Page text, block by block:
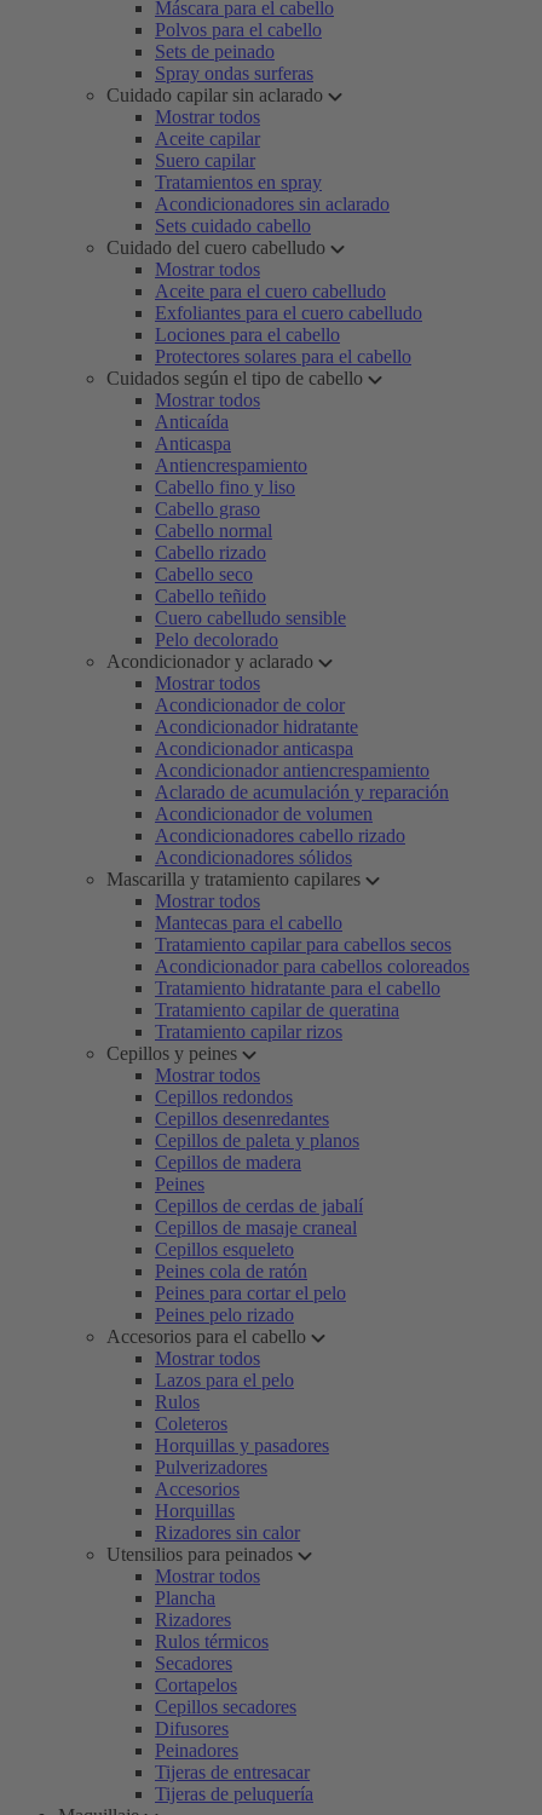
Máscara para el cabello
Polvos para el cabello
Sets de peinado
Spray ondas surferas
Cuidado capilar sin aclarado
Mostrar todos
Aceite capilar
Suero capilar
Tratamientos en spray
Acondicionadores sin aclarado
Sets cuidado cabello
Cuidado del cuero cabelludo
Mostrar todos
Aceite para el cuero cabelludo
Exfoliantes para el cuero cabelludo
Lociones para el cabello
Protectores solares para el cabello
Cuidados según el tipo de cabello
Mostrar todos
Anticaída
Anticaspa
Antiencrespamiento
Cabello fino y liso
Cabello graso
Cabello normal
Cabello rizado
Cabello seco
Cabello teñido
Cuero cabelludo sensible
Pelo decolorado
Acondicionador y aclarado
Mostrar todos
Acondicionador de color
Acondicionador hidratante
Acondicionador anticaspa
Acondicionador antiencrespamiento
Aclarado de acumulación y reparación
Acondicionador de volumen
Acondicionadores cabello rizado
Acondicionadores sólidos
Mascarilla y tratamiento capilares
Mostrar todos
Mantecas para el cabello
Tratamiento capilar para cabellos secos
Acondicionador para cabellos coloreados
Tratamiento hidratante para el cabello
Tratamiento capilar de queratina
Tratamiento capilar rizos
Cepillos y peines
Mostrar todos
Cepillos redondos
Cepillos desenredantes
Cepillos de paleta y planos
Cepillos de madera
Peines
Cepillos de cerdas de jabalí
Cepillos de masaje craneal
Cepillos esqueleto
Peines cola de ratón
Peines para cortar el pelo
Peines pelo rizado
Accesorios para el cabello
Mostrar todos
Lazos para el pelo
Rulos
Coleteros
Horquillas y pasadores
Pulverizadores
Accesorios
Horquillas
Rizadores sin calor
Utensilios para peinados
Mostrar todos
Plancha
Rizadores
Rulos térmicos
Secadores
Cortapelos
Cepillos secadores
Difusores
Peinadores
Tijeras de entresacar
Tijeras de peluquería